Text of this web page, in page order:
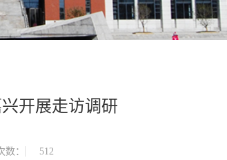
开展走访调研
数： 512